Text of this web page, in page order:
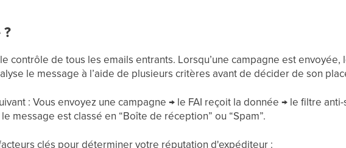
contrôle de tous les emails entrants. Lorsqu’une campagne est envoyée,
le message à l’aide de plusieurs critères avant de décider de son
: Vous envoyez une campagne → le FAI reçoit la donnée → le filtre
message est classé en “Boîte de réception” ou “Spam”.
clés pour déterminer votre réputation d'expéditeur :